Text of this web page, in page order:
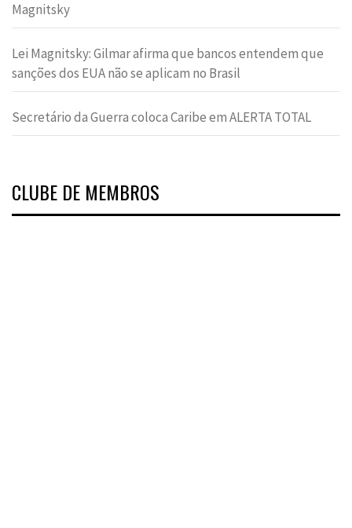
Magnitsky
Lei Magnitsky: Gilmar afirma que bancos entendem que
sanções dos EUA não se aplicam no Brasil
Secretário da Guerra coloca Caribe em ALERTA TOTAL
CLUBE DE MEMBROS